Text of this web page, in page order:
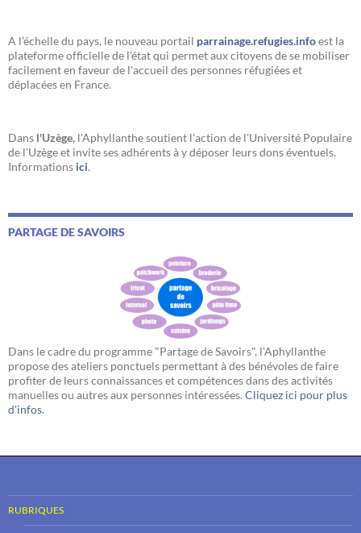
A l’échelle du pays, le nouveau portail parrainage.refugies.infoest la
plateforme officielle de l'état qui permet aux citoyens de se mobiliser
facilement en faveur de l'accueil des personnes réfugiées et
déplacées en France.
Dans l'Uzège, l'Aphyllanthe soutient l'action de l'Université Populaire
de l'Uzège et invite ses adhérents à y déposer leurs dons éventuels.
Informations ici.
PARTAGE DE SAVOIRS
Dans le cadre du programme "Partage de Savoirs", l'Aphyllanthe
propose des ateliers ponctuels permettant à des bénévoles de faire
profiter de leurs connaissances et compétences dans des activités
manuelles ou autres aux personnes intéressées.Cliquez ici pour plus
d'infos.
RUBRIQUES